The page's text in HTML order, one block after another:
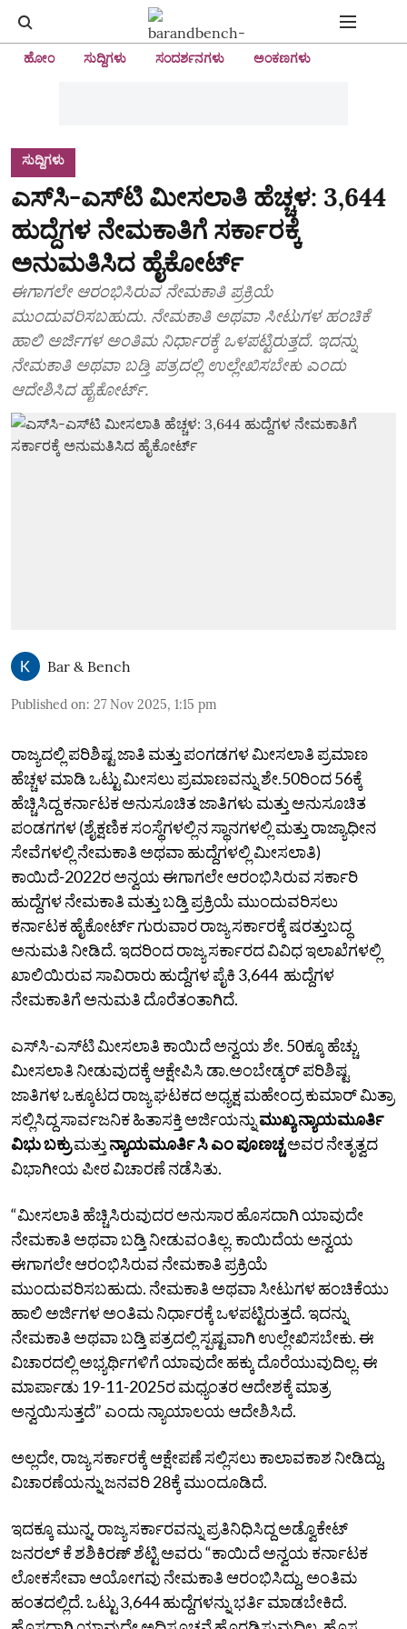
ಹೋಂ ಸುದ್ದಿಗಳು ಸಂದರ್ಶನಗಳು ಅಂಕಣಗಳು
ಸುದ್ದಿಗಳು
ಎಸ್‌ಸಿ-ಎಸ್‌ಟಿ ಮೀಸಲಾತಿ ಹೆಚ್ಚಳ: 3,644
ಹುದ್ದೆಗಳ ನೇಮಕಾತಿ‌ಗೆ ಸರ್ಕಾರಕ್ಕೆ
ಅನುಮತಿಸಿದ ಹೈಕೋರ್ಟ್‌
ಈಗಾಗಲೇ ಆರಂಭಿಸಿರುವ ನೇಮಕಾತಿ ಪ್ರಕ್ರಿಯೆ
ಮುಂದುವರಿಸಬಹುದು. ನೇಮಕಾತಿ ಅಥವಾ ಸೀಟುಗಳ ಹಂಚಿಕೆ
ಹಾಲಿ ಅರ್ಜಿಗಳ ಅಂತಿಮ ನಿರ್ಧಾರಕ್ಕೆ ಒಳಪಟ್ಟಿರುತ್ತದೆ. ಇದನ್ನು
ನೇಮಕಾತಿ ಅಥವಾ ಬಡ್ತಿ ಪತ್ರದಲ್ಲಿ ಉಲ್ಲೇಖಿಸಬೇಕು ಎಂದು
ಆದೇಶಿಸಿದ ಹೈಕೋರ್ಟ್‌.
Bar & Bench
Published on: 27 Nov 2025, 1:15 pm
ರಾಜ್ಯದಲ್ಲಿ ಪರಿಶಿಷ್ಟ ಜಾತಿ ಮತ್ತು ಪಂಗಡಗಳ ಮೀಸಲಾತಿ ಪ್ರಮಾಣ
ಹೆಚ್ಚಳ ಮಾಡಿ ಒಟ್ಟು ಮೀಸಲು ಪ್ರಮಾಣವನ್ನು ಶೇ.50ರಿಂದ 56ಕ್ಕೆ
ಹೆಚ್ಚಿಸಿದ್ದ ಕರ್ನಾಟಕ ಅನುಸೂಚಿತ ಜಾತಿಗಳು ಮತ್ತು ಅನುಸೂಚಿತ
ಪಂಡಗಗಳ (ಶೈಕ್ಷಣಿಕ ಸಂಸ್ಥೆಗಳಲ್ಲಿನ ಸ್ಥಾನಗಳಲ್ಲಿ ಮತ್ತು ರಾಜ್ಯಾಧೀನ
ಸೇವೆಗಳಲ್ಲಿ ನೇಮಕಾತಿ ಅಥವಾ ಹುದ್ದೆಗಳಲ್ಲಿ ಮೀಸಲಾತಿ)
ಕಾಯಿದೆ-2022ರ ಅನ್ವಯ ಈಗಾಗಲೇ ಆರಂಭಿಸಿರುವ ಸರ್ಕಾರಿ
ಹುದ್ದೆಗಳ ನೇಮಕಾತಿ‌ ಮತ್ತು ಬಡ್ತಿ ಪ್ರಕ್ರಿಯೆ ಮುಂದುವರಿಸಲು
ಕರ್ನಾಟಕ ಹೈಕೋರ್ಟ್ ಗುರುವಾರ ರಾಜ್ಯ ಸರ್ಕಾರಕ್ಕೆ ಷರತ್ತುಬದ್ಧ
ಅನುಮತಿ ನೀಡಿದೆ. ಇದರಿಂದ ರಾಜ್ಯ ಸರ್ಕಾರದ ವಿವಿಧ ಇಲಾಖೆಗಳಲ್ಲಿ
ಖಾಲಿಯಿರುವ ಸಾವಿರಾರು ಹುದ್ದೆಗಳ ಪೈಕಿ 3,644 ಹುದ್ದೆಗಳ
ನೇಮಕಾತಿ‌ಗೆ ಅನುಮತಿ ದೊರೆತಂತಾಗಿದೆ.
ಎಸ್‌ಸಿ-ಎಸ್‌ಟಿ ಮೀಸಲಾತಿ ಕಾಯಿದೆ ಅನ್ವಯ ಶೇ. 50ಕ್ಕೂ ಹೆಚ್ಚು
ಮೀಸಲಾತಿ ನೀಡುವುದಕ್ಕೆ ಆಕ್ಷೇಪಿಸಿ ಡಾ.ಅಂಬೇಡ್ಕರ್ ಪರಿಶಿಷ್ಟ
ಜಾತಿಗಳ ಒಕ್ಕೂಟದ ರಾಜ್ಯ ಘಟಕದ ಅಧ್ಯಕ್ಷ ಮಹೇಂದ್ರ ಕುಮಾರ್ ಮಿತ್ರಾ
ಸಲ್ಲಿಸಿದ್ದ ಸಾರ್ವಜನಿಕ ಹಿತಾಸಕ್ತಿ ಅರ್ಜಿಯನ್ನುಮುಖ್ಯ ನ್ಯಾಯಮೂರ್ತಿ
ವಿಭು ಬಕ್ರುಮತ್ತು ನ್ಯಾಯಮೂರ್ತಿ ಸಿ ಎಂ ಪೂಣಚ್ಚಅವರ ನೇತೃತ್ವದ
ವಿಭಾಗೀಯ ಪೀಠ ವಿಚಾರಣೆ ನಡೆಸಿತು.
“ಮೀಸಲಾತಿ ಹೆಚ್ಚಿಸಿರುವುದರ ಅನುಸಾರ ಹೊಸದಾಗಿ ಯಾವುದೇ
ನೇಮಕಾತಿ ಅಥವಾ ಬಡ್ತಿ ನೀಡುವಂತಿಲ್ಲ. ಕಾಯಿದೆಯ ಅನ್ವಯ
ಈಗಾಗಲೇ ಆರಂಭಿಸಿರುವ ನೇಮಕಾತಿ ಪ್ರಕ್ರಿಯೆ
ಮುಂದುವರಿಸಬಹುದು. ನೇಮಕಾತಿ ಅಥವಾ ಸೀಟುಗಳ ಹಂಚಿಕೆಯು
ಹಾಲಿ ಅರ್ಜಿಗಳ ಅಂತಿಮ ನಿರ್ಧಾರಕ್ಕೆ ಒಳಪಟ್ಟಿರುತ್ತದೆ. ಇದನ್ನು
ನೇಮಕಾತಿ ಅಥವಾ ಬಡ್ತಿ ಪತ್ರದಲ್ಲಿ ಸ್ಪಷ್ಟವಾಗಿ ಉಲ್ಲೇಖಿಸಬೇಕು. ಈ
ವಿಚಾರದಲ್ಲಿ ಅಭ್ಯರ್ಥಿಗಳಿಗೆ ಯಾವುದೇ ಹಕ್ಕು ದೊರೆಯುವುದಿಲ್ಲ. ಈ
ಮಾರ್ಪಾಡು 19-11-2025ರ ಮಧ್ಯಂತರ ಆದೇಶಕ್ಕೆ ಮಾತ್ರ
ಅನ್ವಯಿಸುತ್ತದೆ” ಎಂದು ನ್ಯಾಯಾಲಯ ಆದೇಶಿಸಿದೆ.
ಅಲ್ಲದೇ, ರಾಜ್ಯ ಸರ್ಕಾರಕ್ಕೆ ಆಕ್ಷೇಪಣೆ ಸಲ್ಲಿಸಲು ಕಾಲಾವಕಾಶ ನೀಡಿದ್ದು,
ವಿಚಾರಣೆಯನ್ನು ಜನವರಿ 28ಕ್ಕೆ ಮುಂದೂಡಿದೆ.
ಇದಕ್ಕೂ ಮುನ್ನ, ರಾಜ್ಯ ಸರ್ಕಾರವನ್ನು ಪ್ರತಿನಿಧಿಸಿದ್ದ ಅಡ್ವೊಕೇಟ್‌
ಜನರಲ್‌ ಕೆ ಶಶಿಕಿರಣ್‌ ಶೆಟ್ಟಿ ಅವರು “ಕಾಯಿದೆ ಅನ್ವಯ ಕರ್ನಾಟಕ
ಲೋಕಸೇವಾ ಆಯೋಗವು ನೇಮಕಾತಿ ಆರಂಭಿಸಿದ್ದು, ಅಂತಿಮ
ಹಂತದಲ್ಲಿದೆ. ಒಟ್ಟು 3,644 ಹುದ್ದೆಗಳನ್ನು ಭರ್ತಿ ಮಾಡಬೇಕಿದೆ.